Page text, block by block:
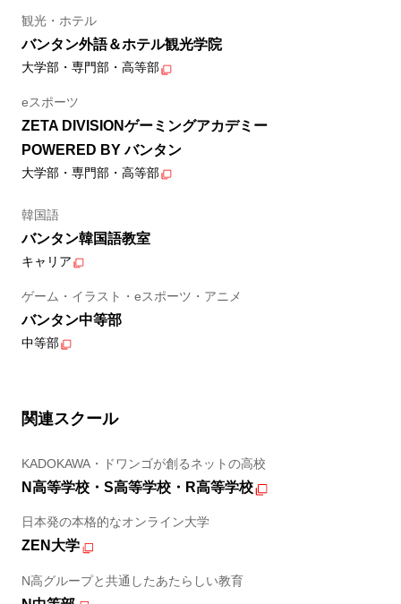
観光・ホテル
バンタン外語＆ホテル観光学院
大学部・専門部・高等部
eスポーツ
ZETA DIVISIONゲーミングアカデミー
POWERED BY バンタン
大学部・専門部・高等部
韓国語
バンタン韓国語教室
キャリア
ゲーム・イラスト・eスポーツ・アニメ
バンタン中等部
中等部
関連スクール
KADOKAWA・ドワンゴが創るネットの高校
N高等学校・S高等学校・R高等学校
日本発の本格的なオンライン大学
ZEN大学
N高グループと共通したあたらしい教育